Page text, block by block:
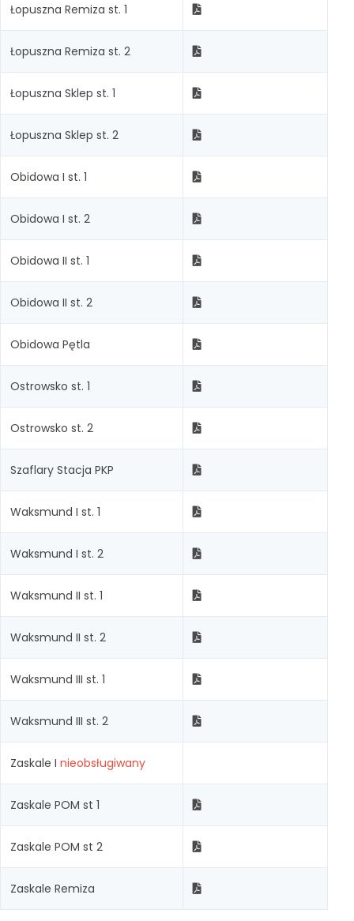
Łopuszna Remiza st. 1
Łopuszna Remiza st. 2
Łopuszna Sklep st. 1
Łopuszna Sklep st. 2
Obidowa I st. 1
Obidowa I st. 2
Obidowa II st. 1
Obidowa II st. 2
Obidowa Pętla
Ostrowsko st. 1
Ostrowsko st. 2
Szaflary Stacja PKP
Waksmund I st. 1
Waksmund I st. 2
Waksmund II st. 1
Waksmund II st. 2
Waksmund III st. 1
Waksmund III st. 2
Zaskale I nieobsługiwany
Zaskale POM st 1
Zaskale POM st 2
Zaskale Remiza